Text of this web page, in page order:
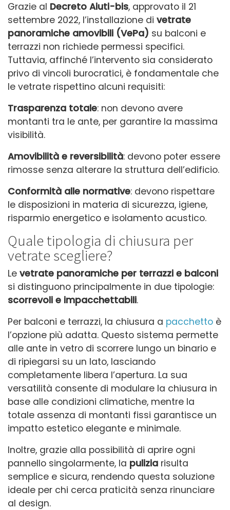
Grazie al Decreto Aiuti-bis, approvato il 21
settembre 2022, l’installazione di vetrate
panoramiche amovibili (VePa) su balconi e
terrazzi non richiede permessi specifici.
Tuttavia, affinché l’intervento sia considerato
privo di vincoli burocratici, è fondamentale che
le vetrate rispettino alcuni requisiti:
Trasparenza totale: non devono avere
montanti tra le ante, per garantire la massima
visibilità.
Amovibilità e reversibilità: devono poter essere
rimosse senza alterare la struttura dell’edificio.
Conformità alle normative: devono rispettare
le disposizioni in materia di sicurezza, igiene,
risparmio energetico e isolamento acustico.
Quale tipologia di chiusura per
vetrate scegliere?
Le vetrate panoramiche per terrazzi e balconi
si distinguono principalmente in due tipologie:
scorrevoli e impacchettabili.
Per balconi e terrazzi, la chiusura a pacchetto è
l’opzione più adatta. Questo sistema permette
alle ante in vetro di scorrere lungo un binario e
di ripiegarsi su un lato, lasciando
completamente libera l’apertura. La sua
versatilità consente di modulare la chiusura in
base alle condizioni climatiche, mentre la
totale assenza di montanti fissi garantisce un
impatto estetico elegante e minimale.
Inoltre, grazie alla possibilità di aprire ogni
pannello singolarmente, la pulizia risulta
semplice e sicura, rendendo questa soluzione
ideale per chi cerca praticità senza rinunciare
al design.